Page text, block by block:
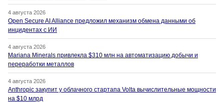
4 августа 2026
Open Secure AI Alliance предложил механизм обмена данными об
инцидентах с ИИ
4 августа 2026
Mariana Minerals привлекла $310 млн на автоматизацию добычи и
переработки металлов
4 августа 2026
Anthropic закупит у облачного стартапа Volta вычислительные мощности
на $10 млрд